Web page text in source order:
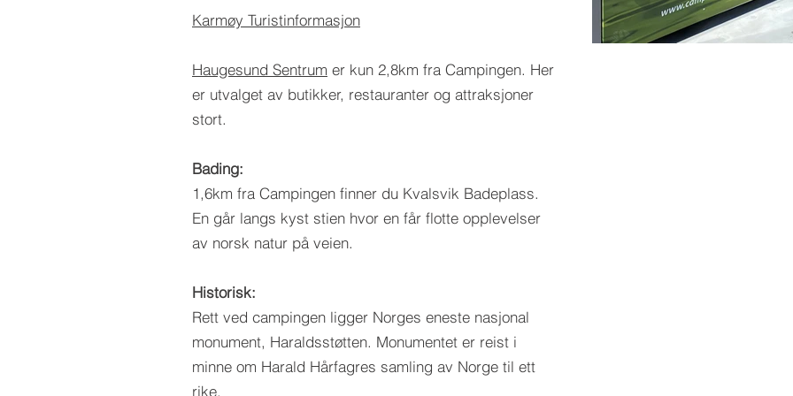
Karmøy Turistinformasjon
Haugesund Sentrum er kun 2,8km fra Campingen. Her
er utvalget av butikker, restauranter og attraksjoner
stort.
Bading:
1,6km fra Campingen finner du Kvalsvik Badeplass.
En går langs kyst stien hvor en får flotte opplevelser
av norsk natur på veien.
Historisk:
Rett ved campingen ligger Norges eneste nasjonal
monument, Haraldsstøtten. Monumentet er reist i
minne om Harald Hårfagres samling av Norge til ett
rike.